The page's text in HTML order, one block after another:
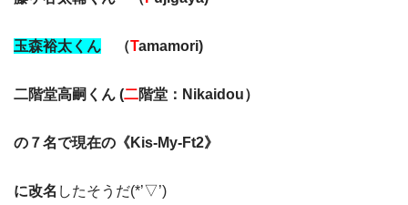
玉森裕太くん （Tamamori)
二階堂高嗣くん (二階堂：Nikaidou）
の７名で現在の《Kis-My-Ft2》
に改名 したそうだ(*’▽’)